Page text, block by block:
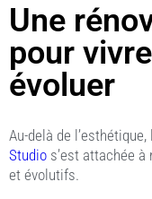
Une
pour
évoluer
Au-delà de
Studio s’est attachée
et évolutifs.